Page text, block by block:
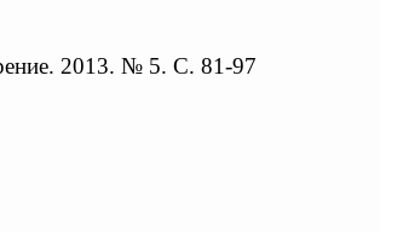
2013. № 5. С. 81-97